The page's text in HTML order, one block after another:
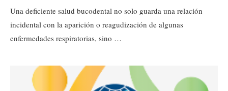
Una deficiente salud bucodental no solo guarda una relación
incidental con la aparición o reagudización de algunas
enfermedades respiratorias, sino …